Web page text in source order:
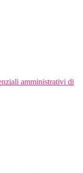
amministrativi di